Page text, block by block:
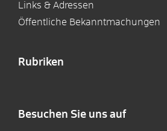
Links & Adressen
Öffentliche Bekanntmachungen
Rubriken
Besuchen Sie uns auf